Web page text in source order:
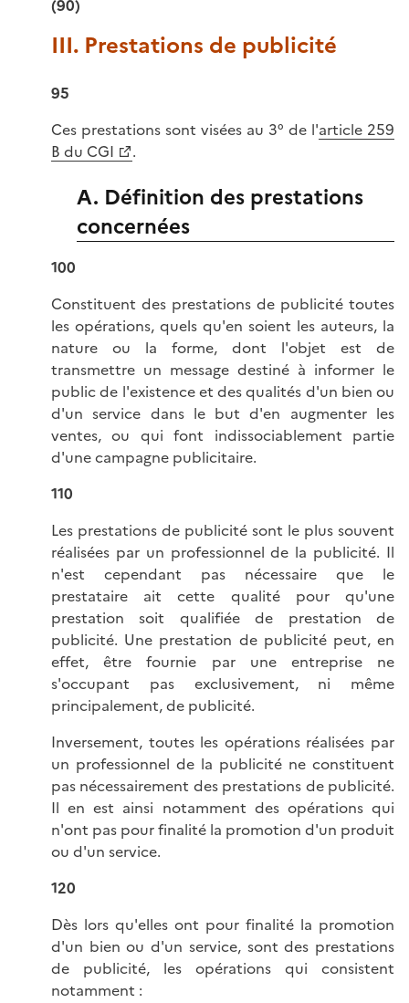
(90)
III. Prestations de publicité
95
Ces prestations sont visées au 3° de l'article 259
B du CGI
.
A. Définition des prestations
concernées
100
Constituent des prestations de publicité toutes
les opérations, quels qu'en soient les auteurs, la
nature ou la forme, dont l'objet est de
transmettre un message destiné à informer le
public de l'existence et des qualités d'un bien ou
d'un service dans le but d'en augmenter les
ventes, ou qui font indissociablement partie
d'une campagne publicitaire.
110
Les prestations de publicité sont le plus souvent
réalisées par un professionnel de la publicité. Il
n'est cependant pas nécessaire que le
prestataire ait cette qualité pour qu'une
prestation soit qualifiée de prestation de
publicité. Une prestation de publicité peut, en
effet, être fournie par une entreprise ne
s'occupant pas exclusivement, ni même
principalement, de publicité.
Inversement, toutes les opérations réalisées par
un professionnel de la publicité ne constituent
pas nécessairement des prestations de publicité.
Il en est ainsi notamment des opérations qui
n'ont pas pour finalité la promotion d'un produit
ou d'un service.
120
Dès lors qu'elles ont pour finalité la promotion
d'un bien ou d'un service, sont des prestations
de publicité, les opérations qui consistent
notamment :